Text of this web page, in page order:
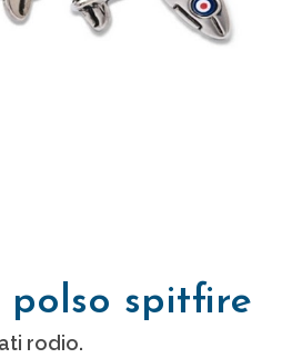
polso spitfire
rodio.